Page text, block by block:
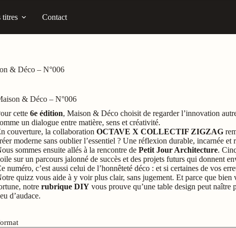
titres Contact
& Déco – N°006
& Déco – N°006
cette 6e édition, Maison & Déco choisit de regarder l’innovation
un dialogue entre matière, sens et créativité.
couverture, la collaboration OCTAVE X COLLECTIF ZIGZAG
moderne sans oublier l’essentiel ? Une réflexion durable, incarnée et
sommes ensuite allés à la rencontre de Petit Jour Architecture.
sur un parcours jalonné de succès et des projets futurs qui donnent
numéro, c’est aussi celui de l’honnêteté déco : et si certaines de vos
quizz vous aide à y voir plus clair, sans jugement. Et parce que bien
notre rubrique DIYvous prouve qu’une table design peut naître
d’audace.